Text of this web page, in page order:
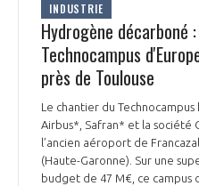
INDUSTRIE
Hydrogène décarboné
Technocampus
près de Toulouse
Le chantier du
Airbus*, Safran* et la société
l’ancien aéroport de
(Haute-Garonne). Sur une
budget de 47 M€, ce campus